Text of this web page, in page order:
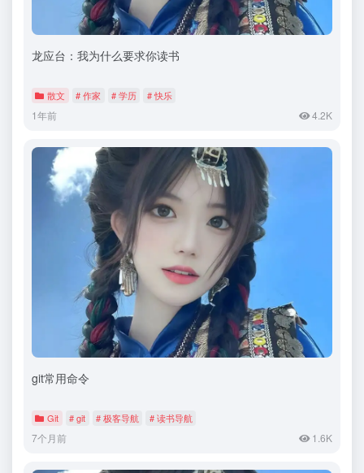
龙应台：我为什么要求你读书
散文 # 作家 # 学历 # 快乐
1年前 4.2K
git常用命令
Git # git # 极客导航 # 读书导航
7个月前 1.6K